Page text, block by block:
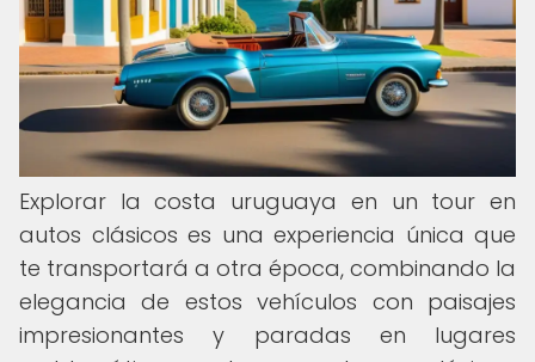
Explorar la costa uruguaya en un tour en
autos clásicos es una experiencia única que
te transportará a otra época, combinando la
elegancia de estos vehículos con paisajes
impresionantes y paradas en lugares